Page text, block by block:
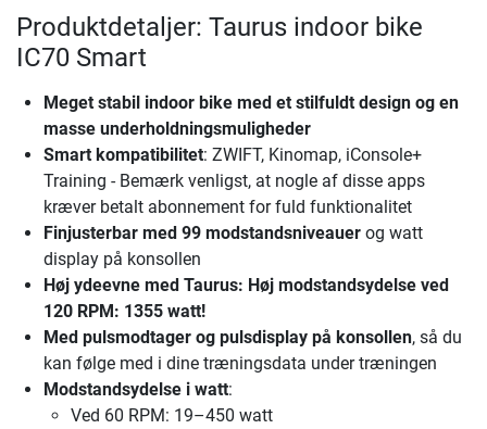
Produktdetaljer: Taurus indoor bike
IC70 Smart
Meget stabil indoor bike med et stilfuldt design og en
masse underholdningsmuligheder
Smart kompatibilitet: ZWIFT, Kinomap, iConsole+
Training - Bemærk venligst, at nogle af disse apps
kræver betalt abonnement for fuld funktionalitet
Finjusterbar med 99 modstandsniveauer og watt
display på konsollen
Høj ydeevne med Taurus: Høj modstandsydelse ved
120 RPM: 1355 watt!
Med pulsmodtager og pulsdisplay på konsollen, så du
kan følge med i dine træningsdata under træningen
Modstandsydelse i watt:
Ved 60 RPM: 19–450 watt